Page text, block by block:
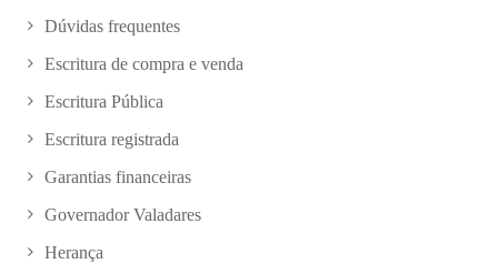
Dúvidas frequentes
Escritura de compra e venda
Escritura Pública
Escritura registrada
Garantias financeiras
Governador Valadares
Herança